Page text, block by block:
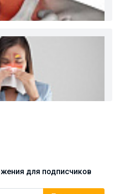
почек (острый и
и его лечении. Как
для подписчиков